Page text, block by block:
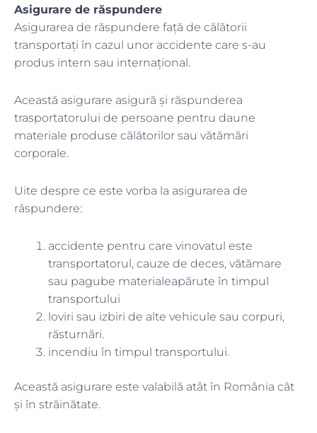
Asigurare de răspundere
Asigurarea de răspundere față de călătorii
transportați în cazul unor accidente care s-au
produs intern sau internațional.
Această asigurare asigură și răspunderea
trasportatorului de persoane pentru daune
materiale produse călătorilor sau vătămări
corporale.
Uite despre ce este vorba la asigurarea de
răspundere:
accidente pentru care vinovatul este
transportatorul, cauze de deces, vătămare
sau pagube materialeapărute în timpul
transportului
loviri sau izbiri de alte vehicule sau corpuri,
răsturnări.
incendiu în timpul transportului.
Această asigurare este valabilă atât în România cât
și în străinătate.